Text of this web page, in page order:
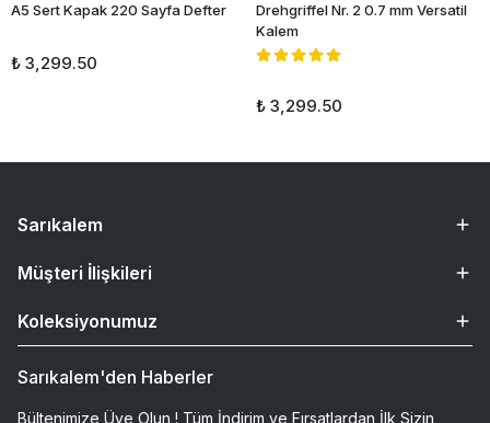
A5 Sert Kapak 220 Sayfa Defter
₺ 3,299.50
Drehgriffel Nr. 2 0.7 mm Versatil
Kalem
₺ 3,299.50
Sarıkalem
Müşteri İlişkileri
Koleksiyonumuz
Sarıkalem'den Haberler
Bültenimize Üye Olun ! Tüm İndirim ve Fırsatlardan İlk Sizin